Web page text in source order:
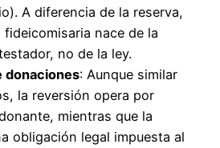
A diferencia de la reserva,
nace de la
no de la ley.
donaciones: Aunque similar
la reversión opera por
mientras que la
obligación legal impuesta al